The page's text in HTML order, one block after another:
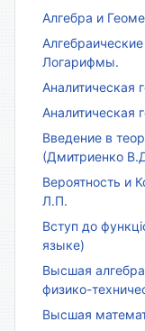
Алгебра и
Логарифмы.
Аналитическая
Аналитическая
Введение в
(Дмитриенко
Вероятность и
Л.П.
Вступ до
языке)
Высшая
физико-
Высшая